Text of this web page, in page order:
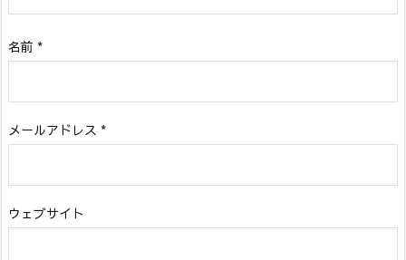
名前 *
メールアドレス *
ウェブサイト